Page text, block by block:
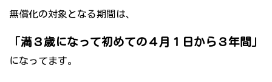
無償化の対象となる期間は、
「満３歳になって初めての４月１日から３年間」
になってます。